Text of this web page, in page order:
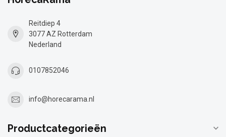
Reitdiep 4
3077 AZ Rotterdam
Nederland
0107852046
info@horecarama.nl
Productcategorieën